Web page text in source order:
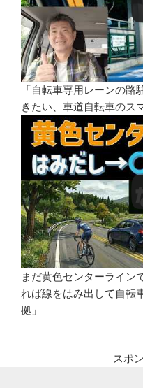
「自転車専用レーンの
きたい、車道自転車のス
まだ黄色センターライン
れば線をはみ出して自転
拠」
スポ